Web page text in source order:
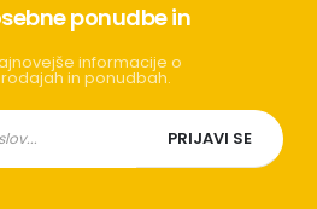
ponudbe in
informacije o
in ponudbah.